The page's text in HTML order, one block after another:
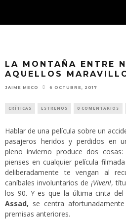
LA MONTAÑA ENTRE
AQUELLOS
JAIME MECO 6 OCTUBRE, 2017
CRÍTICAS ESTRENOS 0 COMENTARIOS
Hablar de una película sobre un
pasajeros heridos y perdidos en
pleno invierno produce dos
pienses en cualquier película
deliberadamente te vengan al
caníbales involuntarios de ¡Viven!,
los 90. Y es que la última cinta del
Assad, se centra
premisas anteriores.